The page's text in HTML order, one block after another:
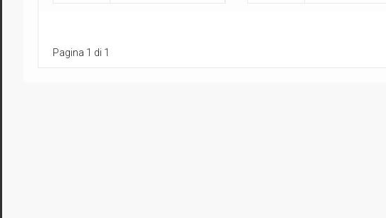
Pagina 1 di 1